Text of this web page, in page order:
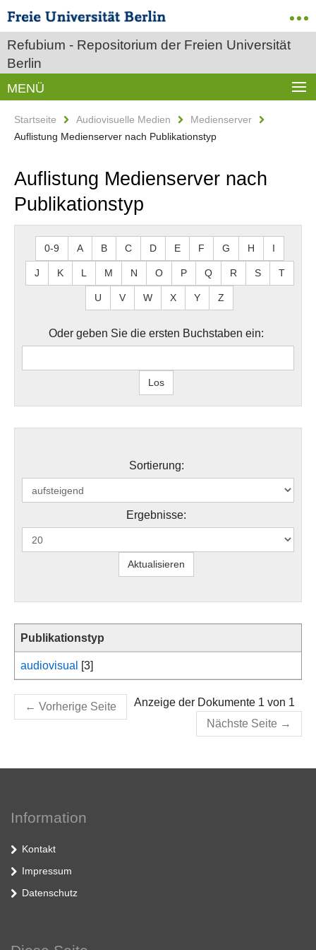
Refubium - Repositorium der Freien Universität
Berlin
MENÜ
Startseite Audiovisuelle Medien
Medienserver
Auflistung Medienserver nach Publikationstyp
Auflistung Medienserver nach
Publikationstyp
0-9 A B C D E F G H I
J K L M N O P Q R S T
U V W X Y Z
Oder geben Sie die ersten Buchstaben ein:
Sortierung:
Ergebnisse:
Publikationstyp
audiovisual [3]
← Vorherige Seite
Anzeige der Dokumente 1 von 1
Nächste Seite →
Information
Kontakt
Impressum
Datenschutz